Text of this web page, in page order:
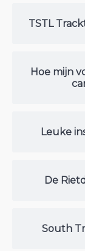
TSTL
Hoe mijn
Leuke
De
South